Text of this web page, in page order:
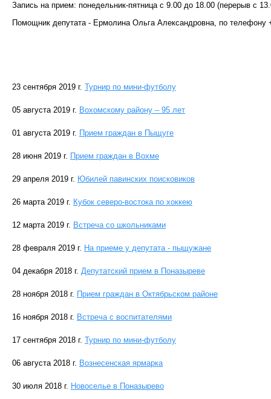
Запись на прием: понедельник-пятница с 9.00 до 18.00 (перерыв с
Помощник депутата - Ермолина Ольга Александровна, по телефону
23 сентября 2019 г. Турнир по мини-футболу
05 августа 2019 г. Вохомскому району – 95 лет
01 августа 2019 г. Прием граждан в Пыщуге
28 июня 2019 г. Прием граждан в Вохме
29 апреля 2019 г. Юбилей павинских поисковиков
26 марта 2019 г. Кубок северо-востока по хоккею
12 марта 2019 г. Встреча со школьниками
28 февраля 2019 г. На приеме у депутата - пыщужане
04 декабря 2018 г. Депутатский прием в Поназыреве
28 ноября 2018 г. Прием граждан в Октябрьском районе
16 ноября 2018 г. Встреча с воспитателями
17 сентября 2018 г. Турнир по мини-футболу
06 августа 2018 г. Вознесенская ярмарка
30 июля 2018 г. Новоселье в Поназырево